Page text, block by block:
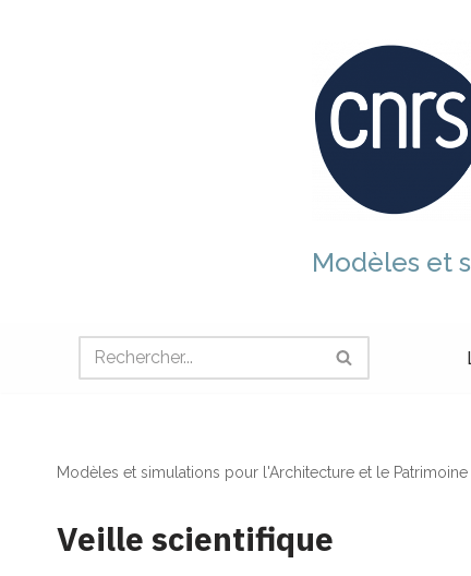
Modèles et
Modèles et simulations pour l'Architecture et le Patrimoine
Veille scientifique